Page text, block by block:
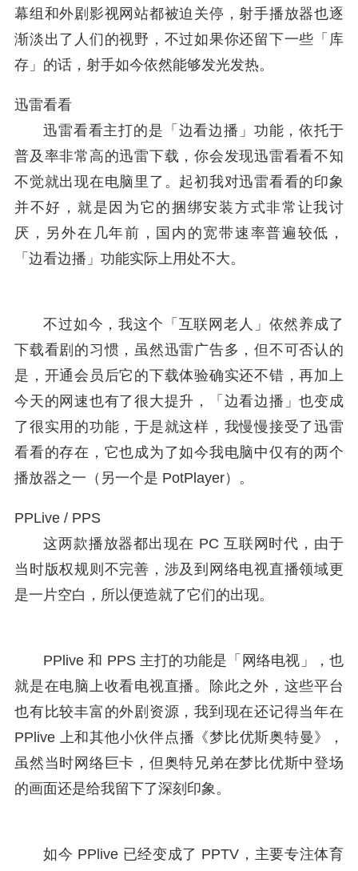
幕组和外剧影视网站都被迫关停，射手播放器也逐
渐淡出了人们的视野，不过如果你还留下一些「库
存」的话，射手如今依然能够发光发热。
迅雷看看
迅雷看看主打的是「边看边播」功能，依托于
普及率非常高的迅雷下载，你会发现迅雷看看不知
不觉就出现在电脑里了。起初我对迅雷看看的印象
并不好，就是因为它的捆绑安装方式非常让我讨
厌，另外在几年前，国内的宽带速率普遍较低，
「边看边播」功能实际上用处不大。
不过如今，我这个「互联网老人」依然养成了
下载看剧的习惯，虽然迅雷广告多，但不可否认的
是，开通会员后它的下载体验确实还不错，再加上
今天的网速也有了很大提升，「边看边播」也变成
了很实用的功能，于是就这样，我慢慢接受了迅雷
看看的存在，它也成为了如今我电脑中仅有的两个
播放器之一（另一个是 PotPlayer）。
PPLive / PPS
这两款播放器都出现在 PC 互联网时代，由于
当时版权规则不完善，涉及到网络电视直播领域更
是一片空白，所以便造就了它们的出现。
PPlive 和 PPS 主打的功能是「网络电视」，也
就是在电脑上收看电视直播。除此之外，这些平台
也有比较丰富的外剧资源，我到现在还记得当年在
PPlive 上和其他小伙伴点播《梦比优斯奥特曼》，
虽然当时网络巨卡，但奥特兄弟在梦比优斯中登场
的画面还是给我留下了深刻印象。
如今 PPlive 已经变成了 PPTV，主要专注体育